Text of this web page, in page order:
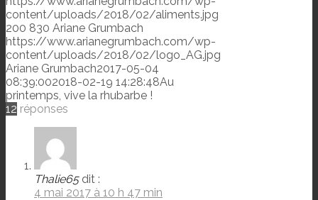
content/uploads/2018/02/aliments.jpg
200 830 Ariane Grumbach
https://www.arianegrumbach.com/wp-
content/uploads/2018/02/logo_AG.jpg
Ariane Grumbach2017-05-04
08:39:002018-02-19 14:28:48Au
printemps, vive la rhubarbe !
12 réponses
Thalie65 dit :
4 mai 2017 à 10 h 47 min